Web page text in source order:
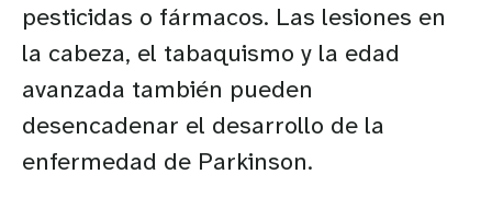
pesticidas o fármacos. Las lesiones en
la cabeza, el tabaquismo y la edad
avanzada también pueden
desencadenar el desarrollo de la
enfermedad de Parkinson.